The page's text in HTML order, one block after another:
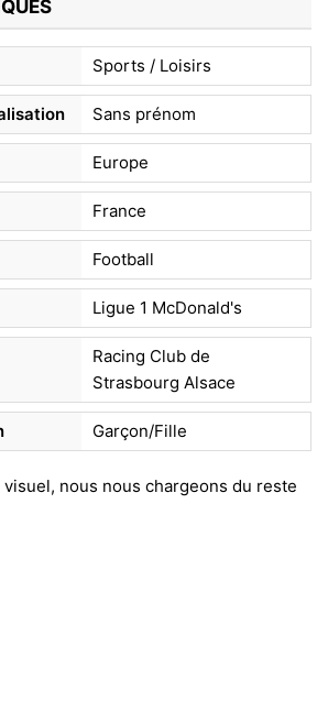
Sports / Loisirs
Sans prénom
Europe
France
Football
Ligue 1 McDonald's
Racing Club de
Strasbourg Alsace
Garçon/Fille